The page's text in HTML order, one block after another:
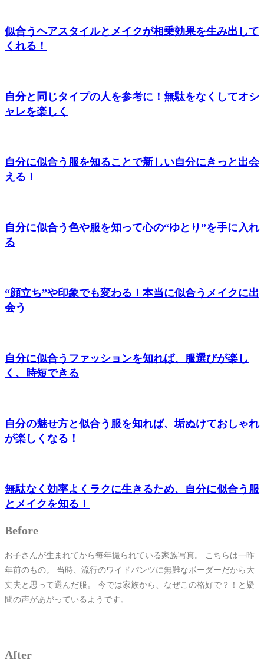
似合うヘアスタイルとメイクが相乗効果を生み出して
くれる！
自分と同じタイプの人を参考に！無駄をなくしてオシ
ャレを楽しく
自分に似合う服を知ることで新しい自分にきっと出会
える！
自分に似合う色や服を知って心の“ゆとり”を手に入れ
る
“顔立ち”や印象でも変わる！本当に似合うメイクに出
会う
自分に似合うファッションを知れば、服選びが楽し
く、時短できる
自分の魅せ方と似合う服を知れば、垢ぬけておしゃれ
が楽しくなる！
無駄なく効率よくラクに生きるため、自分に似合う服
とメイクを知る！
Before
お子さんが生まれてから毎年撮られている家族写真。 こちらは一昨
年前のもの。 当時、流行のワイドパンツに無難なボーダーだから大
丈夫と思って選んだ服。 今では家族から、なぜこの格好で？！と疑
問の声があがっているようです。
After